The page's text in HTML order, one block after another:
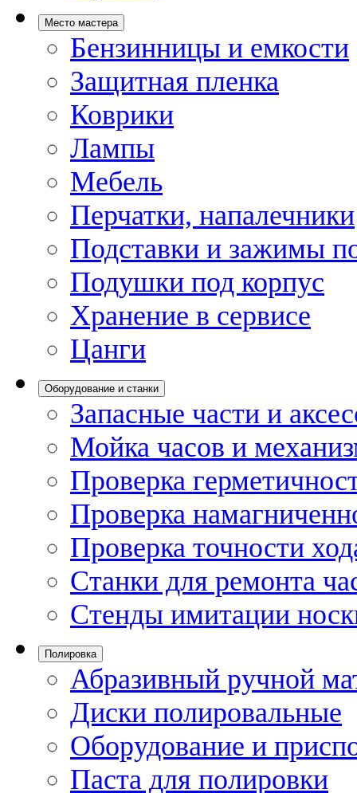
Место мастера
Бензинницы и емкости
Защитная пленка
Коврики
Лампы
Мебель
Перчатки, напалечники
Подставки и зажимы
Подушки под корпус
Хранение в сервисе
Цанги
Оборудование и станки
Запасные части и
Мойка часов и
Проверка
Проверка
Проверка точности
Станки для ремонта
Стенды имитации
Полировка
Абразивный ручной
Диски полировальные
Оборудование и
Паста для полировки